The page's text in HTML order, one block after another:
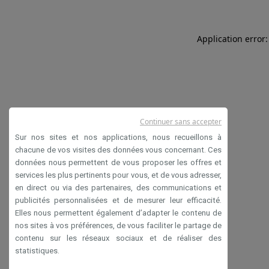
Application
Sur nos sites et nos applications, nous recueillons à
chacune de vos visites des données vous concernant. Ces
données nous permettent de vous proposer les offres et
services les plus pertinents pour vous, et de vous adresser,
en direct ou via des partenaires, des communications et
publicités personnalisées et de mesurer leur efficacité.
Elles nous permettent également d’adapter le contenu de
nos sites à vos préférences, de vous faciliter le partage de
contenu sur les réseaux sociaux et de réaliser des
statistiques.
Continuer sans accepter